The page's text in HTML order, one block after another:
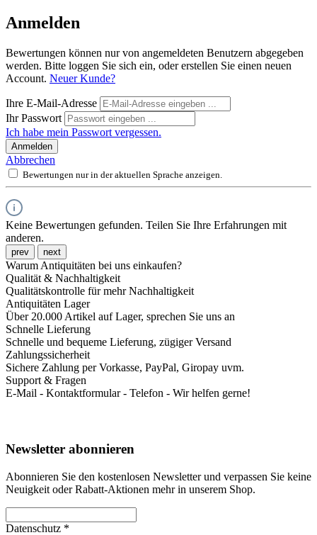
Anmelden
Bewertungen können nur von angemeldeten Benutzern abgegeben
werden. Bitte loggen Sie sich ein, oder erstellen Sie einen neuen
Account. Neuer Kunde?
Ihre E-Mail-Adresse
Ihr Passwort
Ich habe mein Passwort vergessen.
Anmelden
Abbrechen
Bewertungen nur in der aktuellen Sprache anzeigen.
Keine Bewertungen gefunden. Teilen Sie Ihre Erfahrungen mit
anderen.
prev next
Warum Antiquitäten bei uns einkaufen?
Qualität & Nachhaltigkeit
Qualitätskontrolle für mehr Nachhaltigkeit
Antiquitäten Lager
Über 20.000 Artikel auf Lager, sprechen Sie uns an
Schnelle Lieferung
Schnelle und bequeme Lieferung, zügiger Versand
Zahlungssicherheit
Sichere Zahlung per Vorkasse, PayPal, Giropay uvm.
Support & Fragen
E-Mail - Kontaktformular - Telefon - Wir helfen gerne!
Newsletter abonnieren
Abonnieren Sie den kostenlosen Newsletter und verpassen Sie keine
Neuigkeit oder Rabatt-Aktionen mehr in unserem Shop.
Datenschutz *